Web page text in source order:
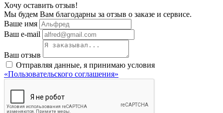
Хочу оставить отзыв!
Мы будем Вам благодарны за отзыв о заказе и сервисе.
Ваше имя
Ваш e-mail
Ваш отзыв
Отправляя данные, я принимаю условия
«Пользовательского соглашения»